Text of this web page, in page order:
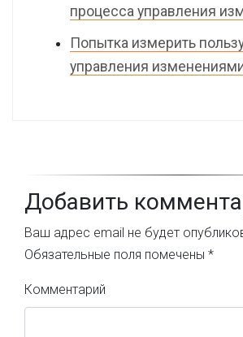
процесса управления
Попытка измерить
управления
Добавить
Ваш адрес email не будет
Обязательные поля помечены *
Комментарий